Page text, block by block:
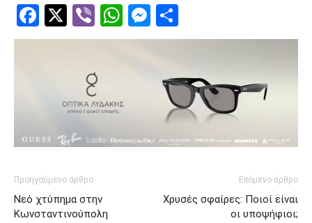
Facebook
Twitter
ViberWhatsApp
Messenger
Προηγούμενο άρθρο
Νεό χτύπημα στην
Κωνσταντινούπολη
Επόμενο άρθρο
Χρυσές σφαίρες: Ποιοί είναι
οι υποψήφιοι;